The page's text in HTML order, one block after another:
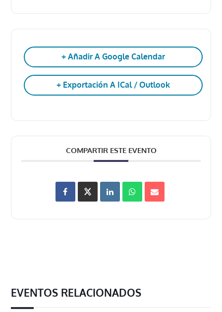
+ Añadir A Google Calendar
+ Exportación A ICal / Outlook
COMPARTIR ESTE EVENTO
EVENTOS RELACIONADOS